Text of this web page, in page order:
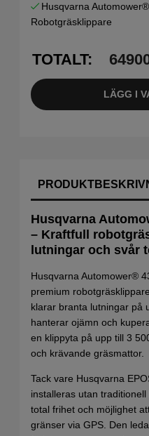
Husqvarna
Robotgräsklippare
TOTALT:
LÄGG I
Husqvarna
– Kraftfull
lutningar och svår
Husqvarna Automower®
premium
klarar branta lutningar på
hanterar ojämn och
en klippyta på upp till 3
och krävande gräsmattor.
Tack vare Husqvarna
installeras utan
total frihet och möjlighet
gränser via GPS. Den